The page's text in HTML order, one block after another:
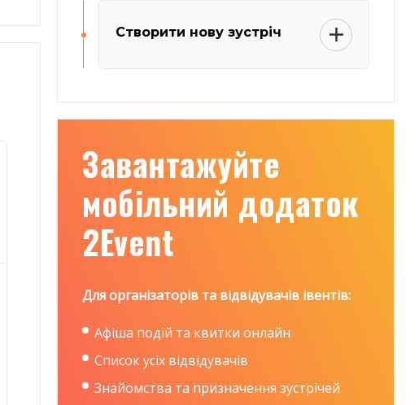
Створити нову зустріч
Завантажуйте
мобільний додаток
2Event
Для організаторів та відвідувачів івентів:
Афіша подій та квитки онлайн
Список усіх відвідувачів
Знайомства та призначення зустрічей